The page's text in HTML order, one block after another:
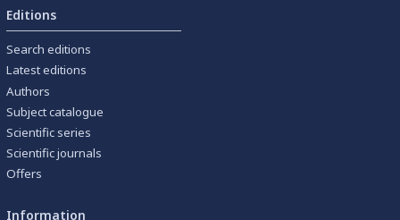
Editions
Search editions
Latest editions
Authors
Subject catalogue
Scientific series
Scientific journals
Offers
Information